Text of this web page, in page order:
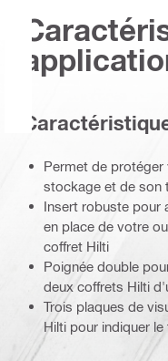
Permet de
stockage et de son
Insert robuste pour
en place de votre
coffret Hilti
Poignée double
deux coffrets Hilti
Trois plaques de
Hilti pour indiquer